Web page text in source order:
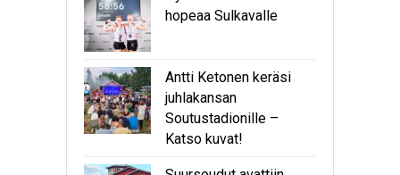
hopeaa Sulkavalle
Antti Ketonen keräsi
juhlakansan
Soutustadionille –
Katso kuvat!